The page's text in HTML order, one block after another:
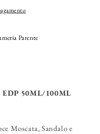
Parente
EDP 50ML/100ML
Moscata, Sandalo e